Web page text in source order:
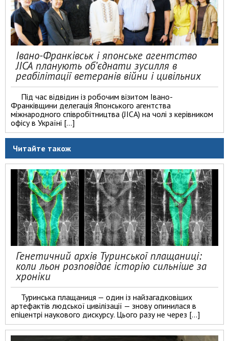
Івано-Франківськ і японське агентство
JICA планують об’єднати зусилля в
реабілітації ветеранів війни і цивільних
Під час відвідин із робочим візитом Івано-
Франківщини делегація Японського агентства
міжнародного співробітництва (JICA) на чолі з керівником
офісу в Україні […]
Читайте також
Генетичний архів Туринської плащаниці:
коли льон розповідає історію сильніше за
хроніки
Туринська плащаниця — один із найзагадковіших
артефактів людської цивілізації — знову опинилася в
епіцентрі наукового дискурсу. Цього разу не через […]